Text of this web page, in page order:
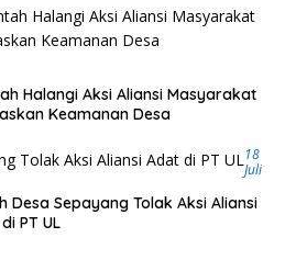
Halangi Aksi Aliansi Masyarakat
Keamanan Desa
18
Juli
Desa Sepayang Tolak Aksi Aliansi
PT UL